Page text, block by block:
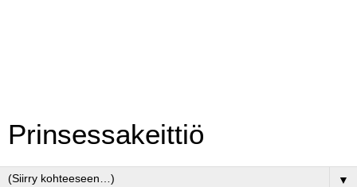
Prinsessakeittiö
▼